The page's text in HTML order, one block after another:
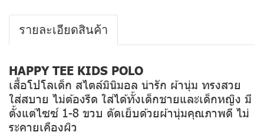
รายละเอียดสินค้า
HAPPY TEE KIDS POLO
เสื้อโปโลเด็ก สไตล์มินิมอล น่ารัก ผ้านุ่ม ทรงสวย
ใส่สบาย ไม่ต้องรีด ใส่ได้ทั้งเด็กชายและเด็กหญิง มี
ตั้งแต่ไซซ์ 1-8 ขวบ ตัดเย็บด้วยผ้านุ่มคุณภาพดี ไม่
ระคายเคืองผิว